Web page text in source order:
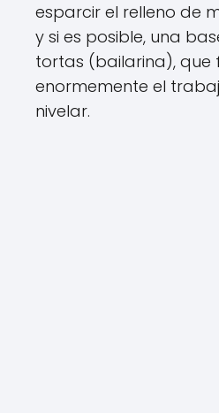
esparcir el relleno de
y si es posible, una
tortas (bailarina), que
enormemente el
nivelar.